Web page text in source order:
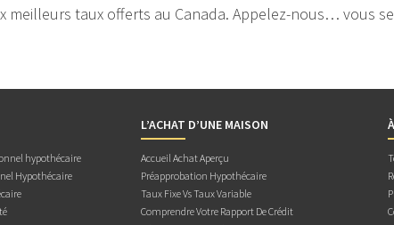
meilleurs taux offerts au Canada. Appelez-nous… vous
hypothécaire
Hypothécaire
L’ACHAT D’UNE MAISON
Accueil Achat Aperçu
Préapprobation Hypothécaire
Taux Fixe Vs Taux Variable
Comprendre Votre Rapport De Crédit